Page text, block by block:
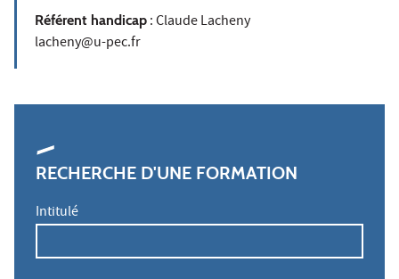
Référent handicap : Claude Lacheny
lacheny@u-pec.fr
RECHERCHE D'UNE FORMATION
Intitulé